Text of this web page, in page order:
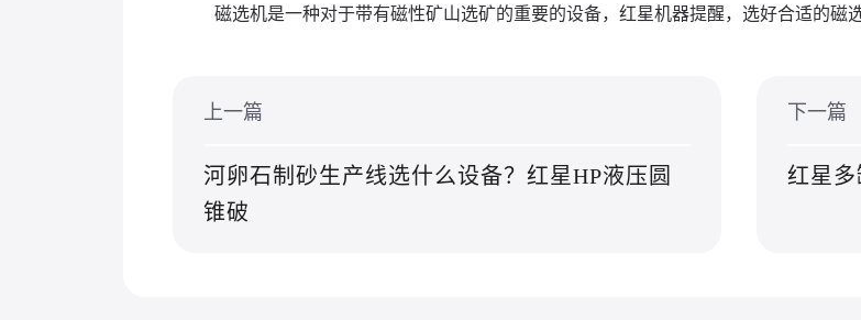
磁选机是一种对于带有磁性矿山选矿的重要的设备，红星机器提醒，选好合适的磁
上一篇
河卵石制砂生产线选什么设备？红星HP液压圆
锥破
下一篇
红星